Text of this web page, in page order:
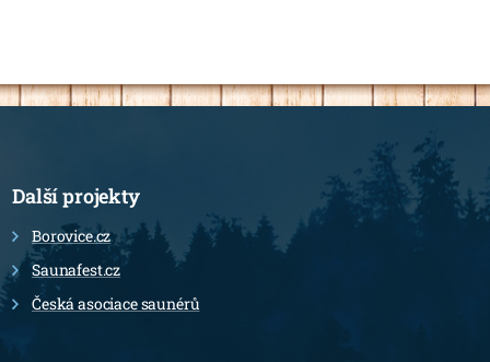
Další projekty
Borovice.cz
Saunafest.cz
Česká asociace saunérů